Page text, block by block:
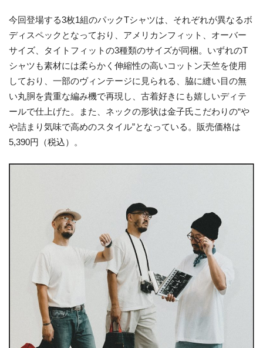
今回登場する3枚1組のパックTシャツは、それぞれが異なるボ
ディスペックとなっており、アメリカンフィット、オーバー
サイズ、タイトフィットの3種類のサイズが同梱。いずれのT
シャツも素材には柔らかく伸縮性の高いコットン天竺を使用
しており、一部のヴィンテージに見られる、脇に縫い目の無
い丸胴を貴重な編み機で再現し、古着好きにも嬉しいディテ
ールで仕上げた。また、ネックの形状は金子氏こだわりの“や
や詰まり気味で高めのスタイル”となっている。販売価格は
5,390円（税込）。